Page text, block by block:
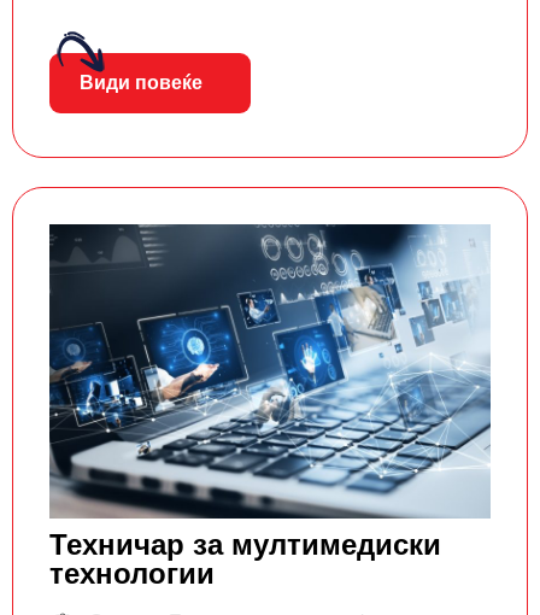
Види повеќе
Техничар за мултимедиски
технологии